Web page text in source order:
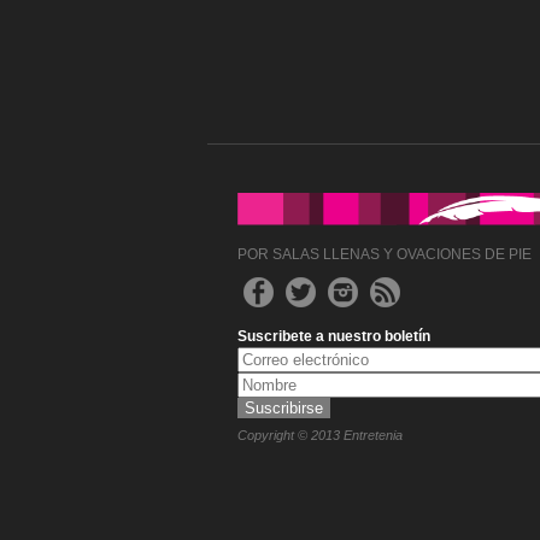
POR SALAS LLENAS Y OVACIONES DE PIE
Suscribete a nuestro boletín
Copyright © 2013 Entretenia